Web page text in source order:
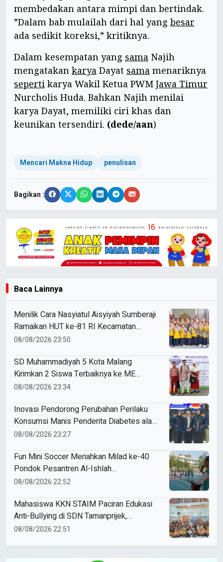
membedakan antara mimpi dan bertindak.
”Dalam bab mulailah dari hal yang besar
ada sedikit koreksi,” kritiknya.
Dalam kesempatan yang sama Najih
mengatakan karya Dayat sama menariknya
seperti karya Wakil Ketua PWM Jawa Timur
Nurcholis Huda. Bahkan Najih menilai
karya Dayat, memiliki ciri khas dan
keunikan tersendiri. (dede/aan)
Mencari Makna Hidup penulisan
Bagikan :
Baca Lainnya
Menilik Cara Nasyiatul Aisyiyah Sumberaji
Ramaikan HUT ke-81 RI Kecamatan
Sukodadi
08/08/2026 23:50
SD Muhammadiyah 5 Kota Malang
Kirimkan 2 Siswa Terbaiknya ke ME
Award 2026
08/08/2026 23:34
Inovasi Pendorong Perubahan Perilaku
Konsumsi Manis Penderita Diabetes ala
Mahasiswa Unesa
08/08/2026 23:27
Fun Mini Soccer Meriahkan Milad ke-40
Pondok Pesantren Al-Ishlah
Sendangagung
08/08/2026 22:52
Mahasiswa KKN STAIM Paciran Edukasi
Anti-Bullying di SDN Tamanprijek,
Tanamkan Empati Sejak Dini
08/08/2026 22:51